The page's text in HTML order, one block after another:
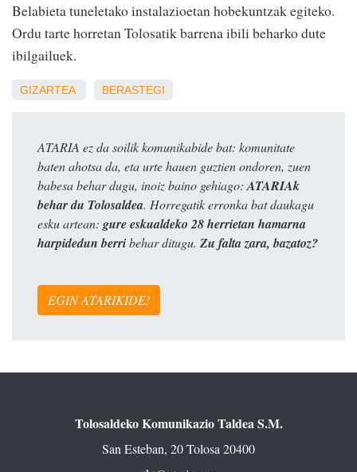
Belabieta tuneletako instalazioetan hobekuntzak egiteko.
Ordu tarte horretan Tolosatik barrena ibili beharko dute
ibilgailuek.
GIZARTEA BERASTEGI
ATARIA ez da soilik komunikabide bat: komunitate
baten ahotsa da, eta urte hauen guztien ondoren, zuen
babesa behar dugu, inoiz baino gehiago: ATARIAk
behar du Tolosaldea. Horregatik erronka bat daukagu
esku artean: gure eskualdeko 28 herrietan hamarna
harpidedun berribehar ditugu. Zu falta zara, bazatoz?
EGIN ATARIKIDE!
Tolosaldeko Komunikazio Taldea S.M.
San Esteban, 20 Tolosa 20400